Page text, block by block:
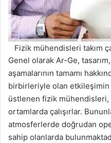
Fizik mühendisleri takım
Genel olarak Ar-Ge,
aşamalarının tamamı
birbirleriyle olan
üstlenen fizik
ortamlarda çalışırlar.
atmosferlerde doğrudan
sahip olanlarda